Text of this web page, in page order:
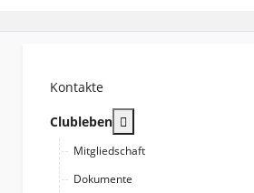
Kontakte
Clubleben
Mitgliedschaft
Dokumente